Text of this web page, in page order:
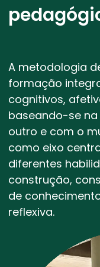
A metodologia
formação
cognitivos,
baseando-se
outro e com o
como eixo
diferentes
construção,
de
reflexiva.